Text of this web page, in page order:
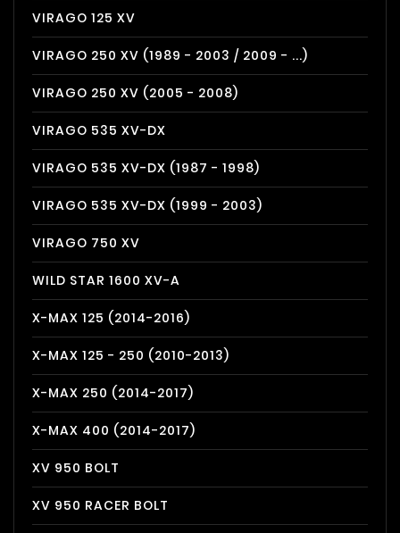
VIRAGO 125 XV
VIRAGO 250 XV (1989 - 2003 / 2009 - ...)
VIRAGO 250 XV (2005 - 2008)
VIRAGO 535 XV-DX
VIRAGO 535 XV-DX (1987 - 1998)
VIRAGO 535 XV-DX (1999 - 2003)
VIRAGO 750 XV
WILD STAR 1600 XV-A
X-MAX 125 (2014-2016)
X-MAX 125 - 250 (2010-2013)
X-MAX 250 (2014-2017)
X-MAX 400 (2014-2017)
XV 950 BOLT
XV 950 RACER BOLT